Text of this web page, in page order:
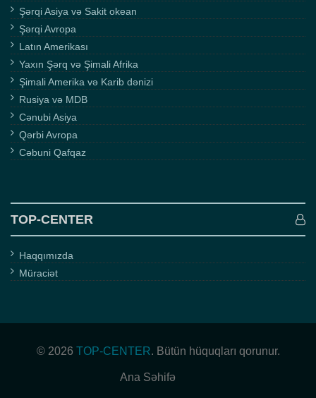
Şərqi Asiya və Sakit okean
Şərqi Avropa
Latın Amerikası
Yaxın Şərq və Şimali Afrika
Şimali Amerika və Karib dənizi
Rusiya və MDB
Cənubi Asiya
Qərbi Avropa
Cəbuni Qafqaz
TOP-CENTER
Haqqımızda
Müraciət
© 2026 TOP-CENTER. Bütün hüquqları qorunur.
Ana Səhifə